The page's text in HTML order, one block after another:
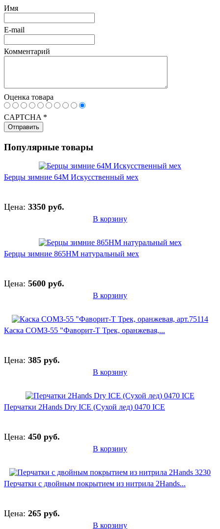
Имя
E-mail
Комментарий
Оценка товара
CAPTCHA *
Популярные товары
Берцы зимние 64М Искусственный мех
Цена: 3350 руб.
В корзину
Берцы зимние 865НМ натуральный мех
Цена: 5600 руб.
В корзину
Каска СОМЗ-55 "Фаворит-Т Трек, оранжевая,...
Цена: 385 руб.
В корзину
Перчатки 2Hands Dry ICE (Сухой лед) 0470 ICE
Цена: 450 руб.
В корзину
Перчатки с двойным покрытием из нитрила 2Hands...
Цена: 265 руб.
В корзину